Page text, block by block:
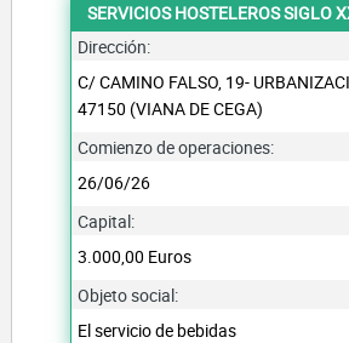
SERVICIOS HOSTELEROS SIGLO
Dirección:
C/ CAMINO FALSO, 19-
47150 (VIANA DE CEGA)
Comienzo de operaciones:
26/06/26
Capital:
3.000,00 Euros
Objeto social:
El servicio de bebidas